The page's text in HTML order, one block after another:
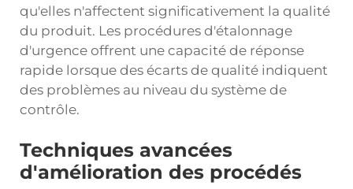
qu'elles n'affectent significativement la qualité
du produit. Les procédures d'étalonnage
d'urgence offrent une capacité de réponse
rapide lorsque des écarts de qualité indiquent
des problèmes au niveau du système de
contrôle.
Techniques avancées
d'amélioration des procédés